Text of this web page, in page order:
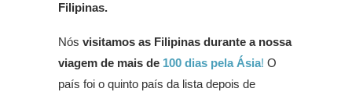
Filipinas.
Nós visitamos as Filipinas durante a nossa
viagem de mais de 100 dias pela Ásia! O
país foi o quinto país da lista depois de